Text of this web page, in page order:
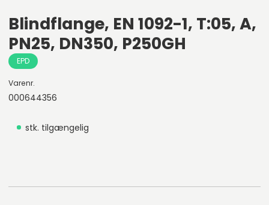
Blindflange, EN 1092-1, T:05, A,
PN25, DN350, P250GH
EPD
Varenr.
000644356
stk. tilgængelig